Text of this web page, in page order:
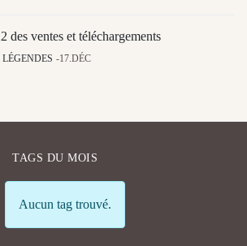
des ventes et téléchargements
17.DÉC
TAGS DU MOIS
Info
Aucun tag trouvé.